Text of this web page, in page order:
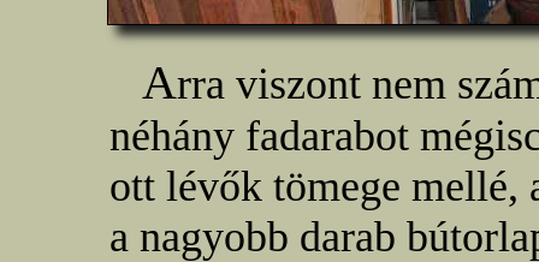
Arra viszont nem
néhány fadarabot
ott lévők tömege mellé,
a nagyobb darab